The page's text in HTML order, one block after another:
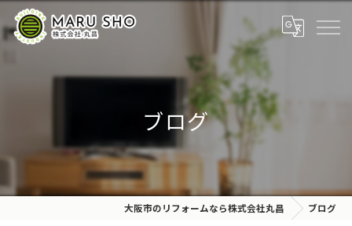
ブログ
大阪市のリフォームなら株式会社丸昌 ブログ